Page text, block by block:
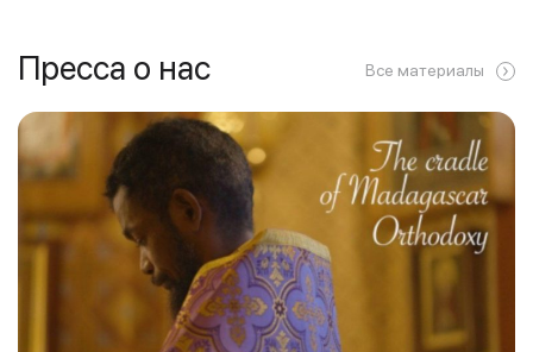
Пресса о нас Все материалы